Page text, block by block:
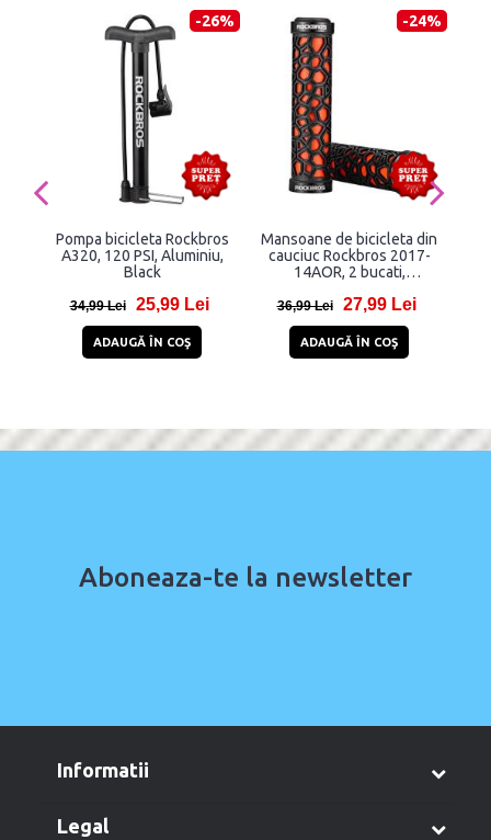
-26%
Pompa bicicleta Rockbros
A320, 120 PSI, Aluminiu,
Black
34,99 Lei 25,99 Lei
ADAUGĂ ÎN COŞ
-24%
Mansoane de bicicleta din
cauciuc Rockbros 2017-
14AOR, 2 bucati,
36,99 Lei 27,99 Lei
ADAUGĂ ÎN COŞ
Aboneaza-te la newsletter
informatii
legal